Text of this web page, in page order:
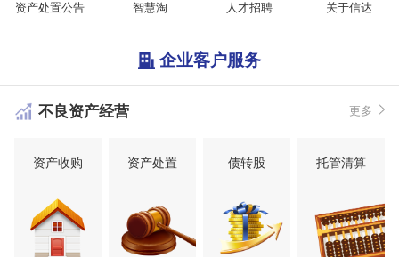
资产处置公告 智慧淘 人才招聘 关于信达
企业客户服务
不良资产经营 更多
资产收购 资产处置 债转股 托管清算